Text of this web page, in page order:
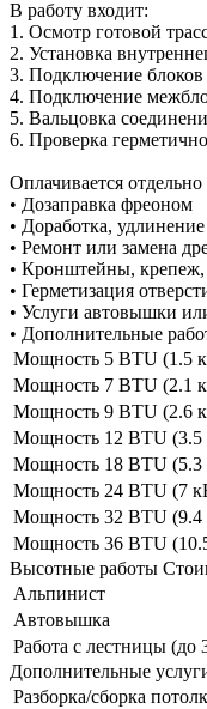
В работу входит:
1. Осмотр готовой
2. Установка
3. Подключение
4. Подключение
5. Вальцовка
6. Проверка
Оплачивается
• Дозаправка фреоном
• Доработка,
• Ремонт или замена
• Кронштейны,
• Герметизация
• Услуги автовышки
• Дополнительные
Мощность 5 BTU (1.5
Мощность 7 BTU (2.1
Мощность 9 BTU (2.6
Мощность 12 BTU (3.5
Мощность 18 BTU (5.3
Мощность 24 BTU (7
Мощность 32 BTU (9.4
Мощность 36 BTU
Высотные работы
Альпинист
Автовышка
Работа с лестницы (до
Дополнительные
Разборка/сборка